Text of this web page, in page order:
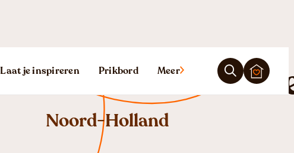
Laat je inspireren Prikbord Meer
Vakantiehuis
Noord-Holland